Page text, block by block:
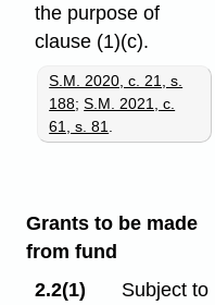
the purpose of
clause (1)⁠(c).
S.M. 2020, c. 21, s.
188;S.M. 2021, c.
61, s. 81
Grants to be made
from fund
2.2(1)
Subject to